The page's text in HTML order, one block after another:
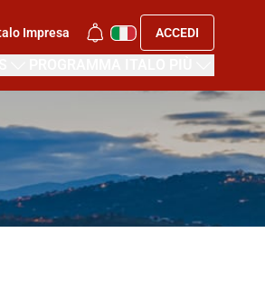
Impresa ACCEDI